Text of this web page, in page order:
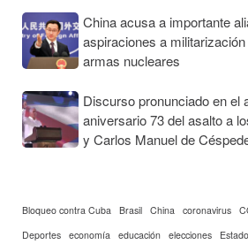
China acusa a importante
aspiraciones a
armas nucleares
Discurso pronunciado en el
aniversario 73 del asalto a
y Carlos Manuel de
Bloqueo contra Cuba Brasil China coronavirus
Deportes economía educación elecciones